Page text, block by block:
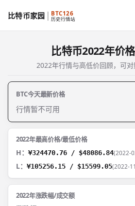
比特币家园 BTC126
历史行情站
比特币2022年价
2022年行情与高低价回顾，可对
BTC今天最新价格
行情暂不可用
2022年最高价格/最低价格
H： ¥324470.76 / $48086.84(2022-
L： ¥105256.15 / $15599.05(2022-
2022年涨跌幅/成交额